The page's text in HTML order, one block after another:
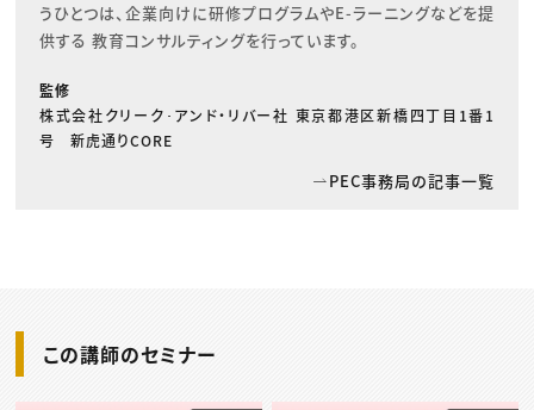
うひとつは、企業向けに研修プログラムやE-ラーニングなどを提
供する 教育コンサルティングを行っています。
監修
株式会社クリーク･アンド・リバー社 東京都港区新橋四丁目1番1
号 新虎通りCORE
PEC事務局の記事一覧
この講師のセミナー